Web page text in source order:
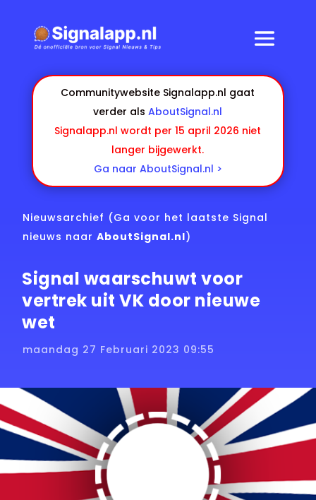
Communitywebsite Signalapp.nl gaat
verder alsAboutSignal.nl
Signalapp.nl wordt per 15 april 2026 niet
langer bijgewerkt.
Ga naar AboutSignal.nl >
Nieuwsarchief (Ga voor het laatste Signal
nieuws naarAboutSignal.nl)
Signal waarschuwt voor
vertrek uit VK door nieuwe
wet
maandag 27 Februari 2023 09:55